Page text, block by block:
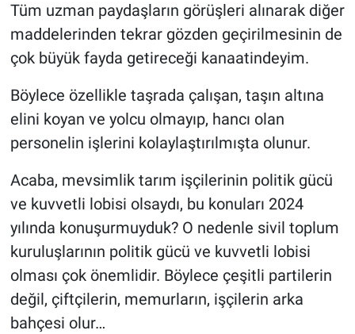
Tüm uzman paydaşların görüşleri alınarak diğer
maddelerinden tekrar gözden geçirilmesinin de
çok büyük fayda getireceği kanaatindeyim.
Böylece özellikle taşrada çalışan, taşın altına
elini koyan ve yolcu olmayıp, hancı olan
personelin işlerini kolaylaştırılmışta olunur.
Acaba, mevsimlik tarım işçilerinin politik gücü
ve kuvvetli lobisi olsaydı, bu konuları 2024
yılında konuşurmuyduk? O nedenle sivil toplum
kuruluşlarının politik gücü ve kuvvetli lobisi
olması çok önemlidir. Böylece çeşitli partilerin
değil, çiftçilerin, memurların, işçilerin arka
bahçesi olur…